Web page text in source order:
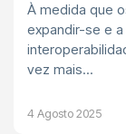
À medida que
expandir-se e
vez mais...
4 Agosto 2025